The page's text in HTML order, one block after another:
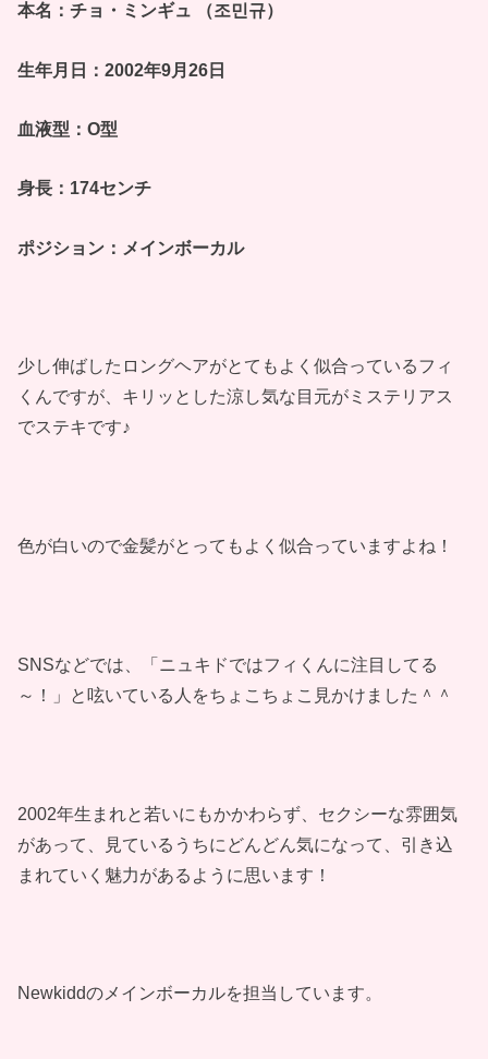
本名：チョ・ミンギュ （조민규）
生年月日：2002年9月26日
血液型：O型
身長：174センチ
ポジション：メインボーカル
少し伸ばしたロングヘアがとてもよく似合っているフィ
くんですが、キリッとした涼し気な目元がミステリアス
でステキです♪
色が白いので金髪がとってもよく似合っていますよね！
SNSなどでは、「ニュキドではフィくんに注目してる
～！」と呟いている人をちょこちょこ見かけました＾＾
2002年生まれと若いにもかかわらず、セクシーな雰囲気
があって、見ているうちにどんどん気になって、引き込
まれていく魅力があるように思います！
Newkiddのメインボーカルを担当しています。